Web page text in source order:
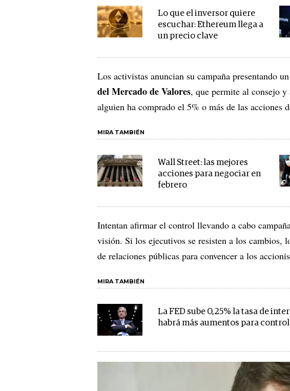
Lo que el inversor quiere
escuchar: Ethereum llega a
un precio clave
Los activistas anuncian su campaña presentando
del Mercado de Valores, que permite al consejo y
alguien ha comprado el 5% o más de las acciones
MIRA TAMBIÉN
Wall Street: las mejores
acciones para negociar en
febrero
Intentan afirmar el control llevando a cabo
visión. Si los ejecutivos se resisten a los cambios,
de relaciones públicas para convencer a los
MIRA TAMBIÉN
La FED sube 0,25% la tasa de
habrá más aumentos para